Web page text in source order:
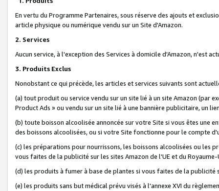
En vertu du Programme Partenaires, sous réserve des ajouts et
article physique ou numérique vendu sur un Site d'Amazon.
2. Services
Aucun service, à l'exception des Services à domicile d'Amazon, n'est
3. Produits Exclus
Nonobstant ce qui précède, les articles et services suivants sont
(a) tout produit ou service vendu sur un site lié à un site Amazon (par
Product Ads » ou vendu sur un site lié à une bannière publicitaire, un
(b) toute boisson alcoolisée annoncée sur votre Site si vous êtes une
des boissons alcoolisées, ou si votre Site fonctionne pour le compte
(c) les préparations pour nourrissons, les boissons alcoolisées ou les
vous faites de la publicité sur les sites Amazon de l'UE et du Royaume-
(d) les produits à fumer à base de plantes si vous faites de la publicité
(e) les produits sans but médical prévu visés à l'annexe XVI du